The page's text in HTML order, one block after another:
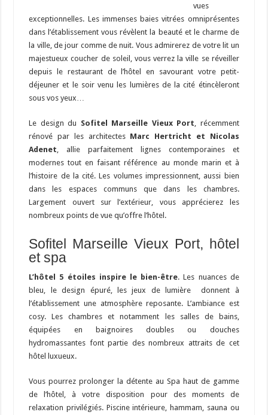
vues
exceptionnelles. Les immenses baies vitrées omniprésentes
dans l’établissement vous révèlent la beauté et le charme de
la ville, de jour comme de nuit. Vous admirerez de votre lit un
majestueux coucher de soleil, vous verrez la ville se réveiller
depuis le restaurant de l’hôtel en savourant votre petit-
déjeuner et le soir venu les lumières de la cité étincèleront
sous vos yeux…
Le design du Sofitel Marseille Vieux Port , récemment
rénové par les architectes Marc Hertricht et Nicolas
Adenet , allie parfaitement lignes contemporaines et
modernes tout en faisant référence au monde marin et à
l’histoire de la cité. Les volumes impressionnent, aussi bien
dans les espaces communs que dans les chambres.
Largement ouvert sur l’extérieur, vous apprécierez les
nombreux points de vue qu’offre l’hôtel.
Sofitel Marseille Vieux Port, hôtel
et spa
L’hôtel 5 étoiles inspire le bien-être. Les nuances de
bleu, le design épuré, les jeux de lumière donnent à
l’établissement une atmosphère reposante. L’ambiance est
cosy. Les chambres et notamment les salles de bains,
équipées en baignoires doubles ou douches
hydromassantes font partie des nombreux attraits de cet
hôtel luxueux.
Vous pourrez prolonger la détente au Spa haut de gamme
de l’hôtel, à votre disposition pour des moments de
relaxation privilégiés. Piscine intérieure, hammam, sauna ou